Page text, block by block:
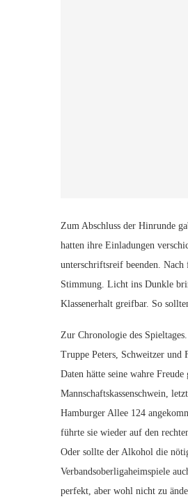
Zum Abschluss der Hinrunde
hatten ihre Einladungen
unterschriftsreif beenden. Nach
Stimmung. Licht ins Dunkle
Klassenerhalt greifbar. So
Zur Chronologie des
Truppe Peters, Schweitzer
Daten hätte seine wahre
Mannschaftskassenschwein,
Hamburger Allee 124
führte sie wieder auf den
Oder sollte der Alkohol die
Verbandsoberligaheimspiele
perfekt, aber wohl nicht zu